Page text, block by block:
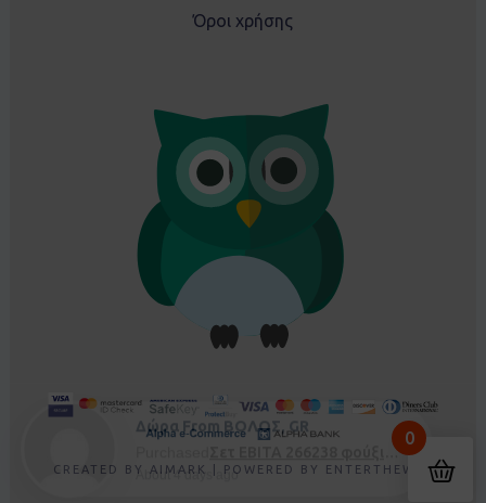
Όροι χρήσης
CREATED BY AIMARK | POWERED BY ENTERTHEWEB
Δώρα From ΒΟΛΟΣ, GR
Purchased
Σετ EBITA 266238 φούξια - 5 ετών 0